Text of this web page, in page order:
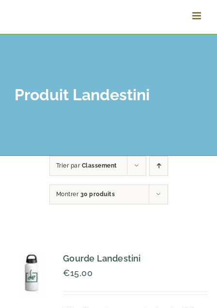
contenu
Produit Landestini
Trier par Classement
Montrer 30 produits
Gourde Landestini
€15,00